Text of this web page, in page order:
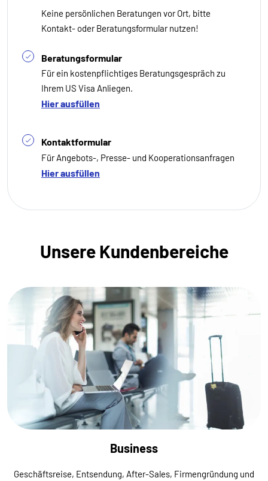
Keine persönlichen Beratungen vor Ort, bitte
Kontakt- oder Beratungsformular nutzen!
Beratungsformular
Für ein kostenpflichtiges Beratungsgespräch zu
Ihrem US Visa Anliegen.
Hier ausfüllen
Kontaktformular
Für Angebots-, Presse- und Kooperationsanfragen
Hier ausfüllen
Unsere Kundenbereiche
Business
Geschäftsreise, Entsendung, After-Sales, Firmengründung und